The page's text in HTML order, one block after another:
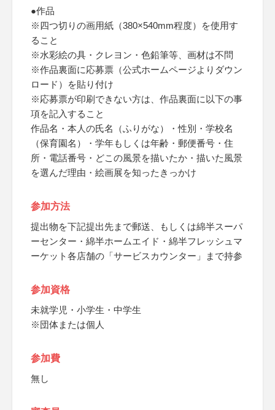
●作品
※四つ切りの画用紙（380×540mm程度）を使用す
ること
※水彩絵の具・クレヨン・色鉛筆等、画材は不問
※作品裏面に応募票（公式ホームページよりダウン
ロード）を貼り付け
※応募票が印刷できない方は、作品裏面に以下の事
項を記入すること
作品名・本人の氏名（ふりがな）・性別・学校名
（保育園名）・学年もしくは年齢・郵便番号・住
所・電話番号・どこの風景を描いたか・描いた風景
を選んだ理由・絵画展を知ったきっかけ
参加方法
提出物を下記提出先まで郵送、もしくは綿半スーパ
ーセンター・綿半ホームエイド・綿半フレッシュマ
ーケット各店舗の「サービスカウンター」まで持参
参加資格
未就学児・小学生・中学生
※団体または個人
参加費
無し